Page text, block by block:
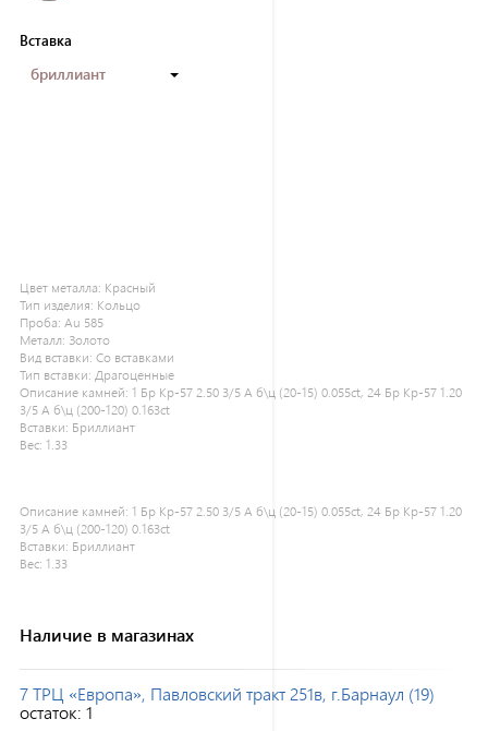
Вставка
бриллиант
Цвет металла: Красный
Тип изделия: Кольцо
Проба: Au 585
Металл: Золото
Вид вставки: Со вставками
Тип вставки: Драгоценные
Описание камней: 1 Бр Кр-57 2.50 3/5 А б\ц (20-15) 0.055ct, 24 Бр Кр-57 1.20
3/5 А б\ц (200-120) 0.163ct
Вставки: Бриллиант
Вес: 1.33
Описание камней: 1 Бр Кр-57 2.50 3/5 А б\ц (20-15) 0.055ct, 24 Бр Кр-57 1.20
3/5 А б\ц (200-120) 0.163ct
Вставки: Бриллиант
Вес: 1.33
Наличие в магазинах
7 ТРЦ «Европа», Павловский тракт 251в, г.Барнаул (19)
остаток: 1